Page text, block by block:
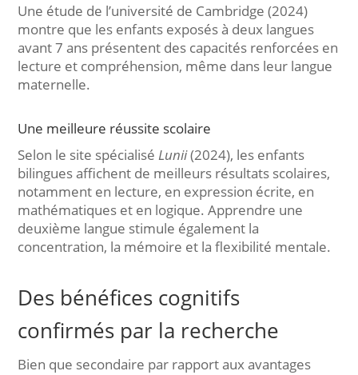
Une étude de l’université de Cambridge (2024)
montre que les enfants exposés à deux langues
avant 7 ans présentent des capacités renforcées en
lecture et compréhension, même dans leur langue
maternelle.
Une meilleure réussite scolaire
Selon le site spécialiséLunii(2024), les enfants
bilingues affichent de meilleurs résultats scolaires,
notamment en lecture, en expression écrite, en
mathématiques et en logique. Apprendre une
deuxième langue stimule également la
concentration, la mémoire et la flexibilité mentale.
Des bénéfices cognitifs
confirmés par la recherche
Bien que secondaire par rapport aux avantages